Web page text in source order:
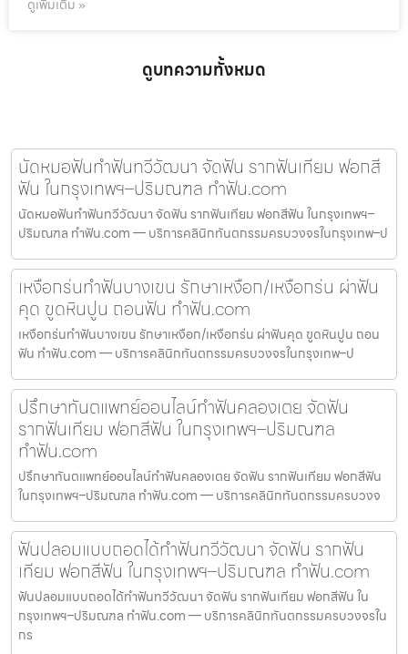
ดูเพิ่มเติม »
ดูบทความทั้งหมด
นัดหมอฟันทำฟันทวีวัฒนา จัดฟัน รากฟันเทียม ฟอกสี
ฟัน ในกรุงเทพฯ–ปริมณฑล ทำฟัน.com
นัดหมอฟันทำฟันทวีวัฒนา จัดฟัน รากฟันเทียม ฟอกสีฟัน ในกรุงเทพฯ–
ปริมณฑล ทำฟัน.com — บริการคลินิกทันตกรรมครบวงจรในกรุงเทพ–ป
เหงือกร่นทำฟันบางเขน รักษาเหงือก/เหงือกร่น ผ่าฟัน
คุด ขูดหินปูน ถอนฟัน ทำฟัน.com
เหงือกร่นทำฟันบางเขน รักษาเหงือก/เหงือกร่น ผ่าฟันคุด ขูดหินปูน ถอน
ฟัน ทำฟัน.com — บริการคลินิกทันตกรรมครบวงจรในกรุงเทพ–ป
ปรึกษาทันตแพทย์ออนไลน์ทำฟันคลองเตย จัดฟัน
รากฟันเทียม ฟอกสีฟัน ในกรุงเทพฯ–ปริมณฑล
ทำฟัน.com
ปรึกษาทันตแพทย์ออนไลน์ทำฟันคลองเตย จัดฟัน รากฟันเทียม ฟอกสีฟัน
ในกรุงเทพฯ–ปริมณฑล ทำฟัน.com — บริการคลินิกทันตกรรมครบวงจ
ฟันปลอมแบบถอดได้ทำฟันทวีวัฒนา จัดฟัน รากฟัน
เทียม ฟอกสีฟัน ในกรุงเทพฯ–ปริมณฑล ทำฟัน.com
ฟันปลอมแบบถอดได้ทำฟันทวีวัฒนา จัดฟัน รากฟันเทียม ฟอกสีฟัน ใน
กรุงเทพฯ–ปริมณฑล ทำฟัน.com — บริการคลินิกทันตกรรมครบวงจรใน
กร